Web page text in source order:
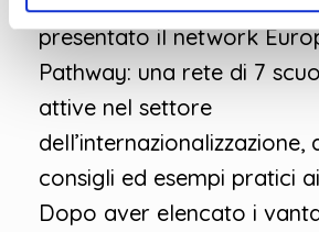
presentato il network
Pathway: una rete di 7
attive nel settore
dell’internazionalizzazione,
consigli ed esempi pratici
Dopo aver elencato i